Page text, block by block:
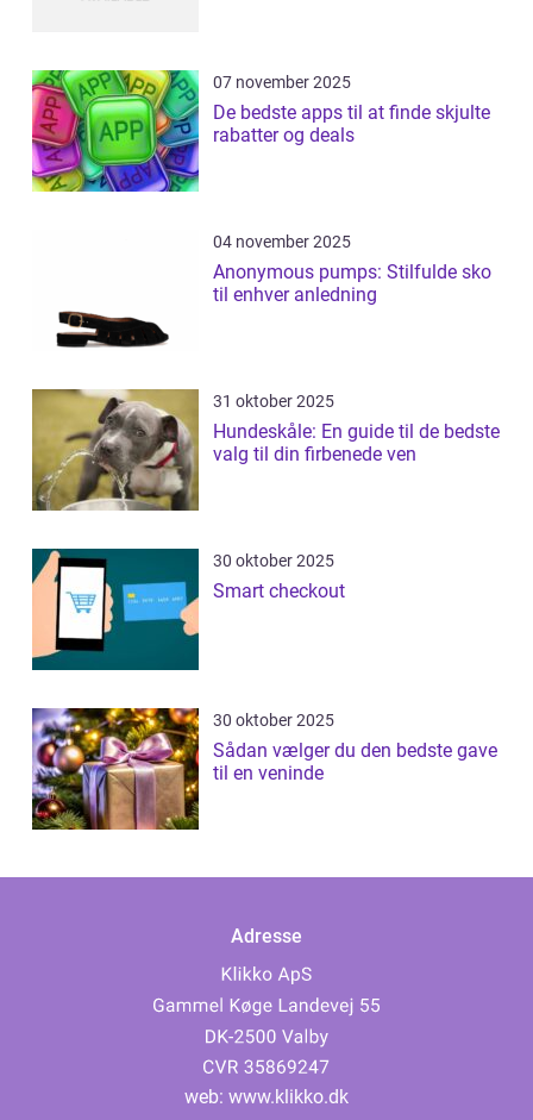
07 november 2025
De bedste apps til at finde skjulte
rabatter og deals
04 november 2025
Anonymous pumps: Stilfulde sko
til enhver anledning
31 oktober 2025
Hundeskåle: En guide til de bedste
valg til din firbenede ven
30 oktober 2025
Smart checkout
30 oktober 2025
Sådan vælger du den bedste gave
til en veninde
Adresse
web: www.klikko.dk